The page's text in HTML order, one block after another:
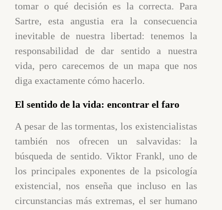
tomar o qué decisión es la correcta. Para
Sartre, esta angustia era la consecuencia
inevitable de nuestra libertad: tenemos la
responsabilidad de dar sentido a nuestra
vida, pero carecemos de un mapa que nos
diga exactamente cómo hacerlo.
El sentido de la vida: encontrar el faro
A pesar de las tormentas, los existencialistas
también nos ofrecen un salvavidas: la
búsqueda de sentido. Viktor Frankl, uno de
los principales exponentes de la psicología
existencial, nos enseña que incluso en las
circunstancias más extremas, el ser humano